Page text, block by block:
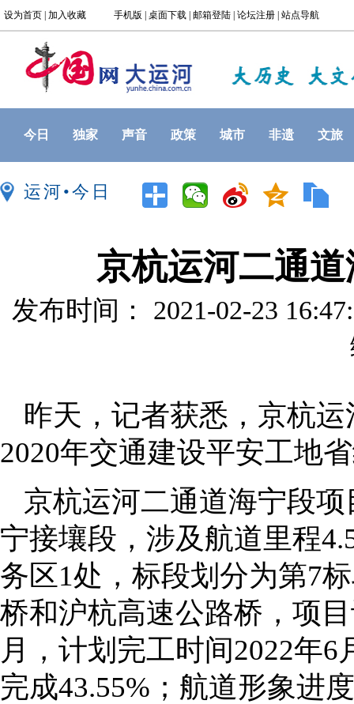
今日 独家 声音 政策 城市 非遗 文旅
运河•今日
京杭运河二通
发布时间： 2021-02-23
昨天，记者获悉，京杭
2020年交通建设平安工地
京杭运河二通道海宁段
宁接壤段，涉及航道里程
务区1处，标段划分为第7
桥和沪杭高速公路桥，项
月，计划完工时间2022年
完成43.55%；航道形象进